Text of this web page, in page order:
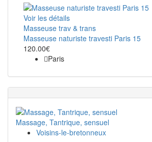
Voir les détails
Masseuse trav & trans
Masseuse naturiste travesti Paris 15
120.00€
Paris
Massage, Tantrique, sensuel
Voisins-le-bretonneux